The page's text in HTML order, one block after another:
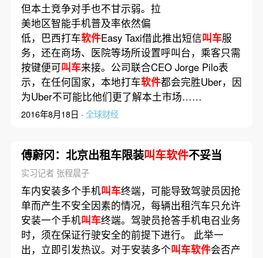
但本土竞争对手也不甘示弱。拉
美地区智能手机普及率依然偏
低，巴西打车软件Easy Taxi借此推出短信叫车服
务，还在商场、医院等场所设置呼叫台，乘客只需
按键便可叫车来接。公司联合CEO Jorge Pilo表
示，在任何国家，本地打车软件都会完胜Uber，因
为Uber不可能比他们更了解本土市场……
2016年8月18日 · 全球财经
傅蔚冈：北京出租车限装叫车软件不妥当
实习记者 张程晨子
车内安装多个手机叫车终端，可能导致驾驶员因抢
单而产生不安全因素的情况，每辆出租汽车只允许
安装一个手机叫车终端。驾驶员抢答手机电召业务
时，须在保证行驶安全的前提下进行。 此举一
出，立即引发热议。对于安装多个叫车软件会否产